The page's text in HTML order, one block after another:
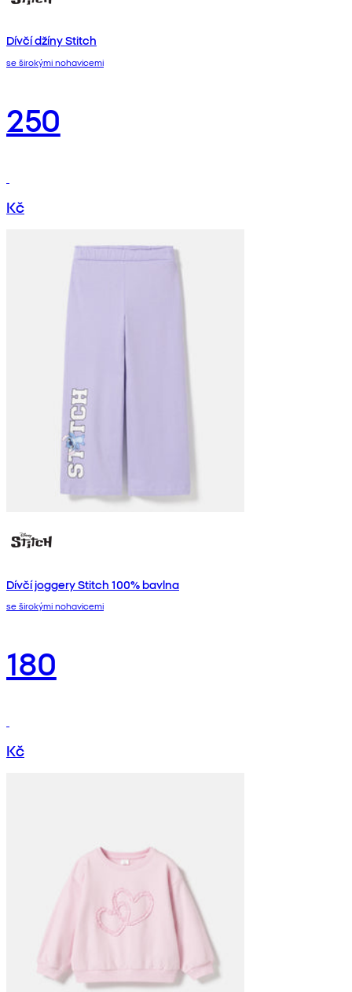
Dívčí džíny Stitch
se širokými nohavicemi
250
Kč
Dívčí joggery Stitch 100% bavlna
se širokými nohavicemi
180
Kč